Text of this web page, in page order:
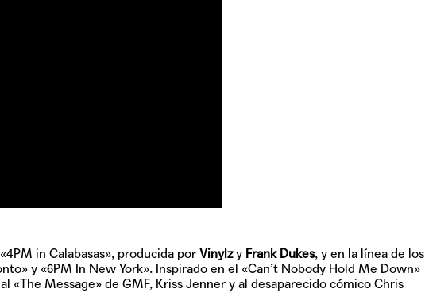
«4PM in Calabasas», producida por Vinylzy Frank Dukes, y en la línea de los
y «6PM In New York». Inspirado en el «Can’t Nobody Hold Me Down»
«The Message» de GMF, Kriss Jenner y al desaparecido cómico Chris